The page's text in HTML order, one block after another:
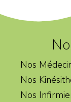
Nos
Nos
Nos